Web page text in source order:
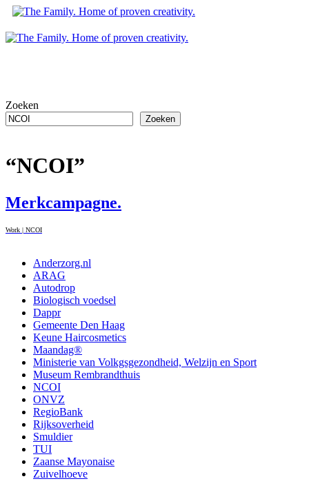
Zoeken
Zoeken
“NCOI”
Merkcampagne.
Work | NCOI
Anderzorg.nl
ARAG
Autodrop
Biologisch voedsel
Dappr
Gemeente Den Haag
Keune Haircosmetics
Maandag®
Ministerie van Volkgsgezondheid, Welzijn en Sport
Museum Rembrandthuis
NCOI
ONVZ
RegioBank
Rijksoverheid
Smuldier
TUI
Zaanse Mayonaise
Zuivelhoeve